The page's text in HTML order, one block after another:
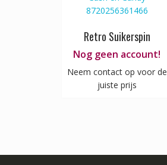
Retro Suikerspin
Nog geen account!
Neem contact op voor de
juiste prijs